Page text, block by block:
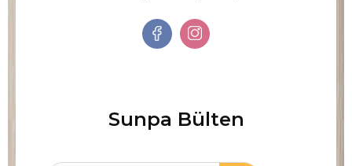
Sunpa Bülten